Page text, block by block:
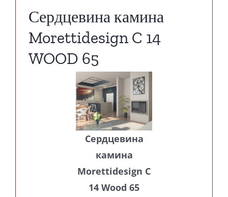
Сердцевина камина
Morettidesign C 14
WOOD 65
Сердцевина
камина
Morettidesign C
14 Wood 65